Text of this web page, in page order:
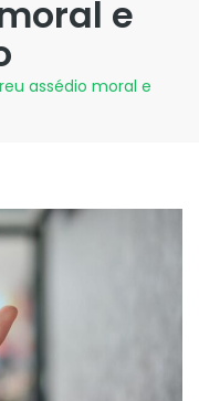
e
assédio moral e